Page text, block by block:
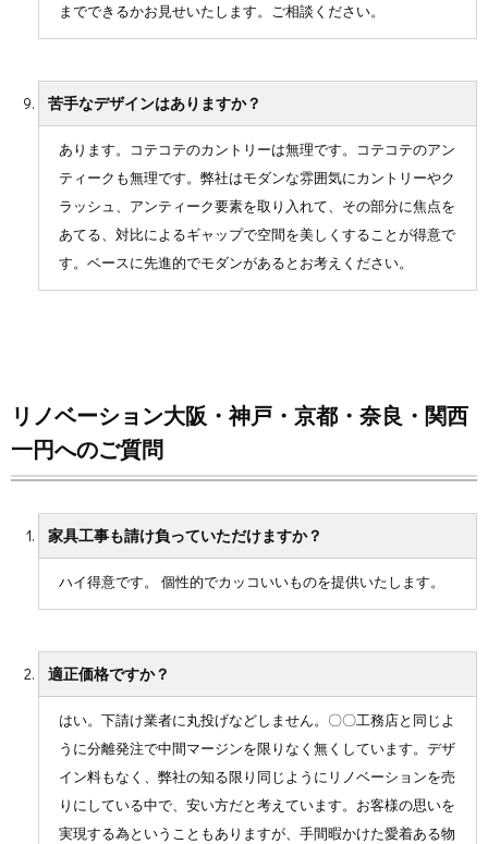
までできるかお見せいたします。ご相談ください。
苦手なデザインはありますか？
あります。コテコテのカントリーは無理です。コテコテのアン
ティークも無理です。弊社はモダンな雰囲気にカントリーやク
ラッシュ、アンティーク要素を取り入れて、その部分に焦点を
あてる、対比によるギャップで空間を美しくすることが得意で
す。ベースに先進的でモダンがあるとお考えください。
リノベーション大阪・神戸・京都・奈良・関西
一円へのご質問
家具工事も請け負っていただけますか？
ハイ得意です。 個性的でカッコいいものを提供いたします。
適正価格ですか？
はい。下請け業者に丸投げなどしません。〇〇工務店と同じよ
うに分離発注で中間マージンを限りなく無くしています。デザ
イン料もなく、弊社の知る限り同じようにリノベーションを売
りにしている中で、安い方だと考えています。お客様の思いを
実現する為ということもありますが、手間暇かけた愛着ある物